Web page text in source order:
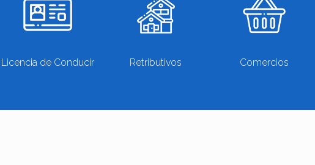
Licencia de Conducir Retributivos Comercios